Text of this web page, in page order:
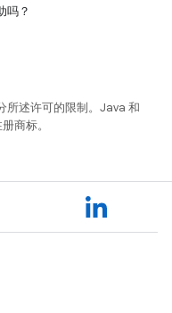
吗？
所述许可的限制。Java 和
商标。